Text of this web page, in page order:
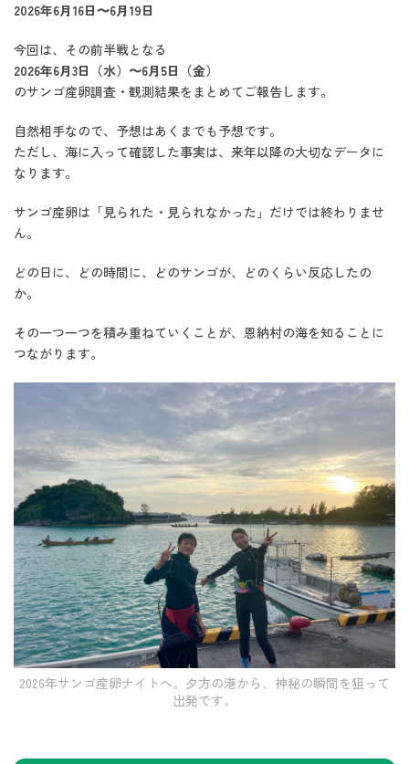
2026年6月16日〜6月19日
今回は、その前半戦となる
2026年6月3日（水）〜6月5日（金）
のサンゴ産卵調査・観測結果をまとめてご報告します。
自然相手なので、予想はあくまでも予想です。
ただし、海に入って確認した事実は、来年以降の大切なデータに
なります。
サンゴ産卵は「見られた・見られなかった」だけでは終わりませ
ん。
どの日に、どの時間に、どのサンゴが、どのくらい反応したの
か。
その一つ一つを積み重ねていくことが、恩納村の海を知ることに
つながります。
2026年サンゴ産卵ナイトへ。夕方の港から、神秘の瞬間を狙って
出発です。